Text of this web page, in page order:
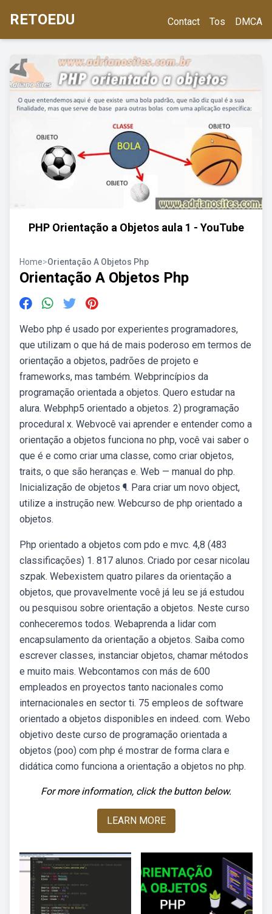
RETOEDU Contact Tos DMCA
PHP Orientação a Objetos aula 1 - YouTube
Home>Orientação A Objetos Php
Orientação A Objetos Php
Webo php é usado por experientes programadores,
que utilizam o que há de mais poderoso em termos de
orientação a objetos, padrões de projeto e
frameworks, mas também. Webprincípios da
programação orientada a objetos. Quero estudar na
alura. Webphp5 orientado a objetos. 2) programação
procedural x. Webvocê vai aprender e entender como a
orientação a objetos funciona no php, você vai saber o
que é e como criar uma classe, como criar objetos,
traits, o que são heranças e. Web — manual do php.
Inicialização de objetos ¶. Para criar um novo object,
utilize a instrução new. Webcurso de php orientado a
objetos.
Php orientado a objetos com pdo e mvc. 4,8 (483
classificações) 1. 817 alunos. Criado por cesar nicolau
szpak. Webexistem quatro pilares da orientação a
objetos, que provavelmente você já leu se já estudou
ou pesquisou sobre orientação a objetos. Neste curso
conheceremos todos. Webaprenda a lidar com
encapsulamento da orientação a objetos. Saiba como
escrever classes, instanciar objetos, chamar métodos
e muito mais. Webcontamos con más de 600
empleados en proyectos tanto nacionales como
internacionales en sector ti. 75 empleos de software
orientado a objetos disponibles en indeed. com. Webo
objetivo deste curso de programação orientada a
objetos (poo) com php é mostrar de forma clara e
didática como funciona a orientação a objetos no php.
For more information, click the button below.
LEARN MORE